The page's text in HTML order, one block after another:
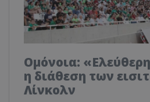
Ομόνοια:
η διάθεση των
Λίνκολν